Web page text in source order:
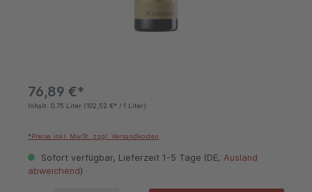
76,89 €*
Inhalt: 0.75 Liter (102,52 €* / 1 Liter)
*Preise inkl. MwSt. zzgl. Versandkosten
Sofort verfügbar, Lieferzeit 1-5 Tage (DE, Ausland
abweichend)